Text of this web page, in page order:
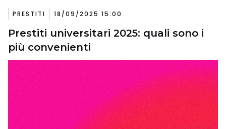
PRESTITI 18/09/2025 15:00
Prestiti universitari 2025: quali sono i
più convenienti